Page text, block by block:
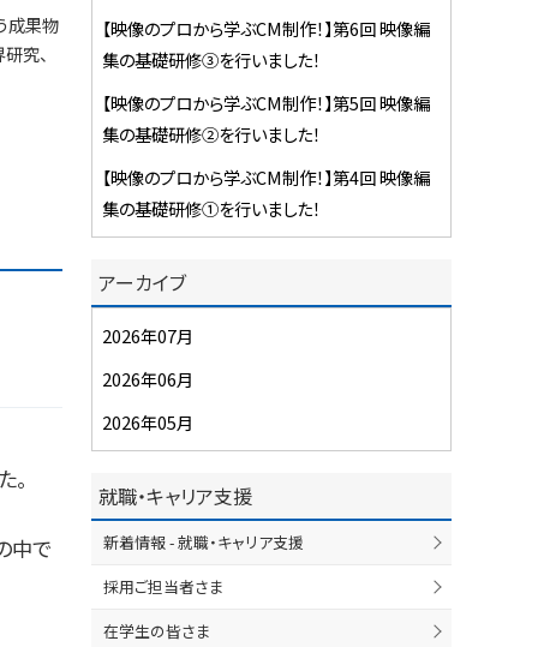
成果物
究、
。
中で
【映像のプロから学ぶCM制作！】第6回 映像編
集の基礎研修③を行いました！
【映像のプロから学ぶCM制作！】第5回 映像編
集の基礎研修②を行いました！
【映像のプロから学ぶCM制作！】第4回 映像編
集の基礎研修①を行いました！
アーカイブ
2026年07月
2026年06月
2026年05月
就職・キャリア支援
新着情報 - 就職・キャリア支援
採用ご担当者さま
在学生の皆さま